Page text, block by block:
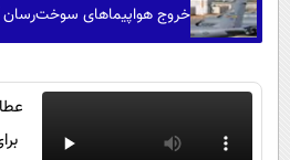
خروج هواپیماهای سوخت‌رسان